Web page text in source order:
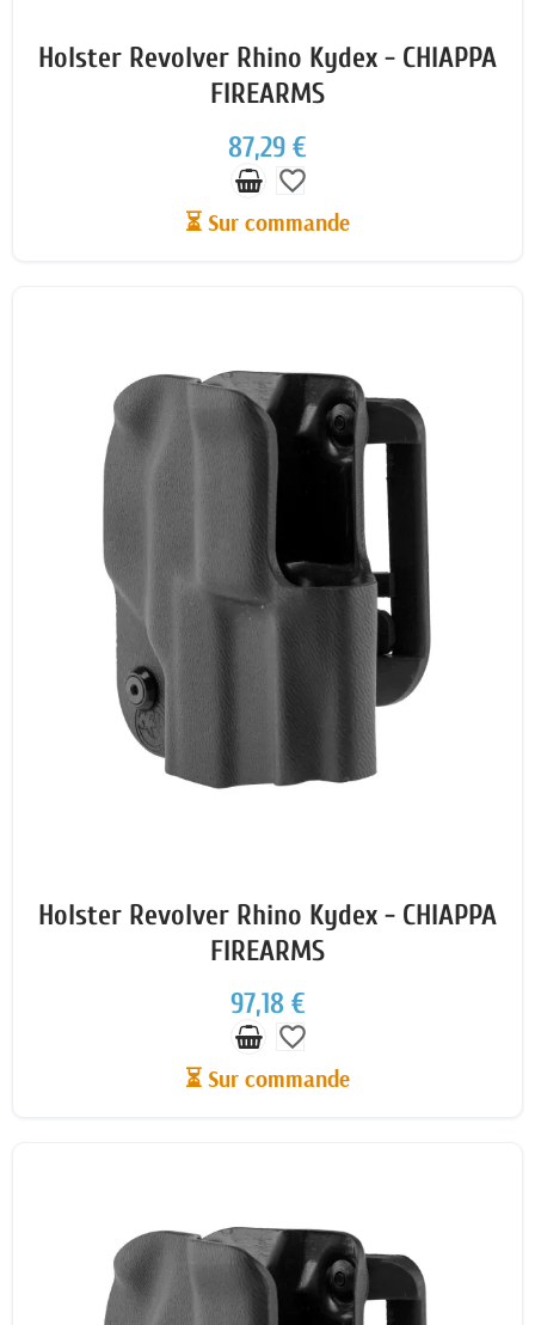
Holster Revolver Rhino Kydex - CHIAPPA
FIREARMS
87,29 €
favorite_border
⏳ Sur commande
Holster Revolver Rhino Kydex - CHIAPPA
FIREARMS
97,18 €
favorite_border
⏳ Sur commande